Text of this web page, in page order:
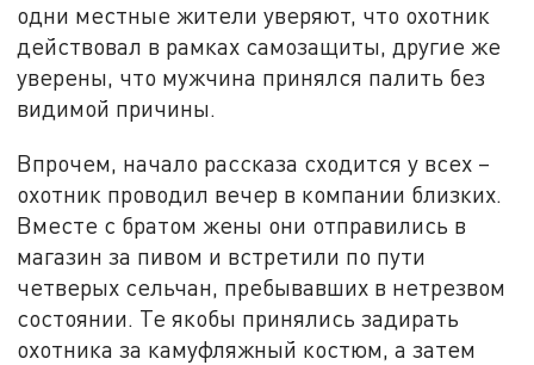
одни местные жители уверяют, что охотник
действовал в рамках самозащиты, другие же
уверены, что мужчина принялся палить без
видимой причины.
Впрочем, начало рассказа сходится у всех –
охотник проводил вечер в компании близких.
Вместе с братом жены они отправились в
магазин за пивом и встретили по пути
четверых сельчан, пребывавших в нетрезвом
состоянии. Те якобы принялись задирать
охотника за камуфляжный костюм, а затем